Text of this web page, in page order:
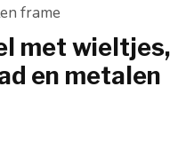
frame
met wieltjes,
en metalen